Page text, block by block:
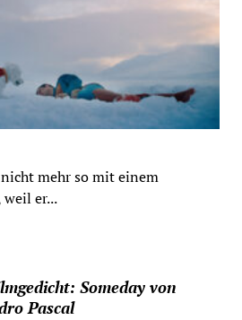
mehr so mit einem
weil er...
Someday von
Pascal